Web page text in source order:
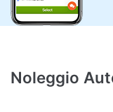
Noleggio